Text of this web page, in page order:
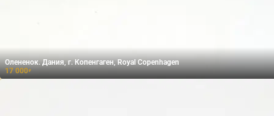
Олененок. Дания, г. Копенгаген, Royal Copenhagen
17 000₽